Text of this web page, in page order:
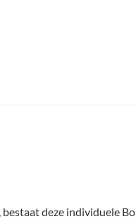
deze individuele